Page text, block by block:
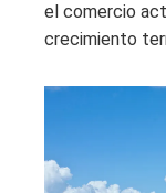
el comercio
crecimiento